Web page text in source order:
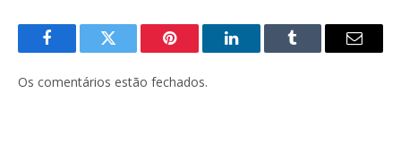
FacebookTwitter Pinterest O
Tumblr
E-
Os comentários estão fechados.